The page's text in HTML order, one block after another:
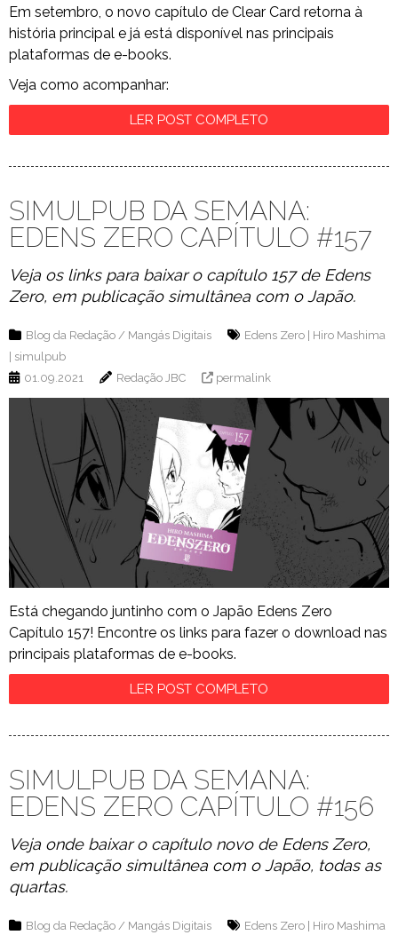
Em setembro, o novo capítulo de Clear Card retorna à
história principal e já está disponível nas principais
plataformas de e-books.
Veja como acompanhar:
LER POST COMPLETO
SIMULPUB DA SEMANA:
EDENS ZERO CAPÍTULO #157
Veja os links para baixar o capítulo 157 de Edens
Zero, em publicação simultânea com o Japão.
Blog da Redação / Mangás Digitais Edens Zero
Hiro Mashima
simulpub
01.09.2021
Redação JBC permalink
Está chegando juntinho com o Japão Edens Zero
Capítulo 157! Encontre os links para fazer o download nas
principais plataformas de e-books.
LER POST COMPLETO
SIMULPUB DA SEMANA:
EDENS ZERO CAPÍTULO #156
Veja onde baixar o capítulo novo de Edens Zero,
em publicação simultânea com o Japão, todas as
quartas.
Blog da Redação / Mangás Digitais Edens Zero Hiro Mashima